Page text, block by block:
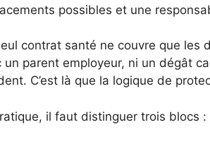
possibles et une
contrat santé ne couvre que les
un parent employeur, ni un dégât
C’est là que la logique de
il faut distinguer trois blocs :